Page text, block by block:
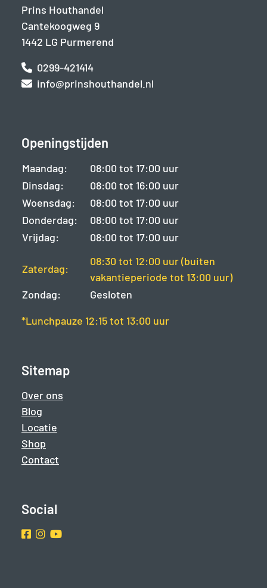
Prins Houthandel
Cantekoogweg 9
1442 LG Purmerend
0299-421414
info@prinshouthandel.nl
Openingstijden
Maandag:
08:00 tot 17:00 uur
Dinsdag:
08:00 tot 16:00 uur
Woensdag:
08:00 tot 17:00 uur
Donderdag:
08:00 tot 17:00 uur
Vrijdag:
08:00 tot 17:00 uur
Zaterdag:
08:30 tot 12:00 uur (buiten
vakantieperiode tot 13:00 uur)
Zondag:
Gesloten
*Lunchpauze 12:15 tot 13:00 uur
Sitemap
Over ons
Blog
Locatie
Shop
Contact
Social
Facebook
Instragram
Youtube